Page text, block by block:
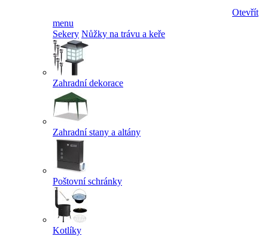
Otevřít
menu
Sekery Nůžky na trávu a keře
Zahradní dekorace
Zahradní stany a altány
Poštovní schránky
Kotlíky